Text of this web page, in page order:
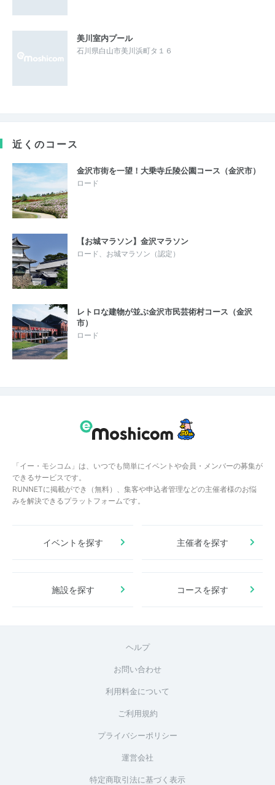
美川室内プール
石川県白山市美川浜町タ１６
近くのコース
金沢市街を一望！大乗寺丘陵公園コース（金沢市）
ロード
【お城マラソン】金沢マラソン
ロード、お城マラソン（認定）
レトロな建物が並ぶ金沢市民芸術村コース（金沢
市）
ロード
「イー・モシコム」は、いつでも簡単にイベントや会員・メンバーの募集が
できるサービスです。
RUNNETに掲載ができ（無料）、集客や申込者管理などの主催者様のお悩
みを解決できるプラットフォームです。
イベントを探す 主催者を探す
施設を探す コースを探す
ヘルプ
お問い合わせ
利用料金について
ご利用規約
プライバシーポリシー
運営会社
特定商取引法に基づく表示